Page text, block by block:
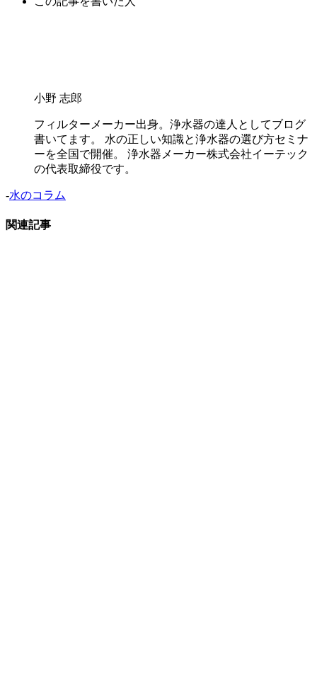
小野 志郎
フィルターメーカー出身。浄水器の達人としてブログ
書いてます。 水の正しい知識と浄水器の選び方セミナ
ーを全国で開催。 浄水器メーカー株式会社イーテック
の代表取締役です。
-水のコラム
関連記事